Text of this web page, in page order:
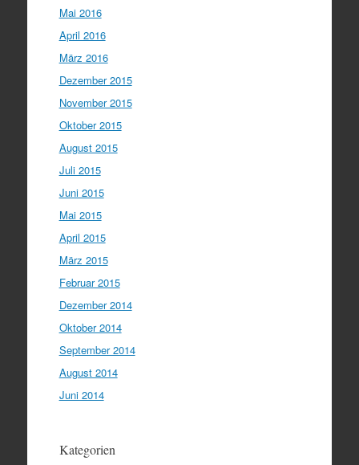
Mai 2016
April 2016
März 2016
Dezember 2015
November 2015
Oktober 2015
August 2015
Juli 2015
Juni 2015
Mai 2015
April 2015
März 2015
Februar 2015
Dezember 2014
Oktober 2014
September 2014
August 2014
Juni 2014
Kategorien